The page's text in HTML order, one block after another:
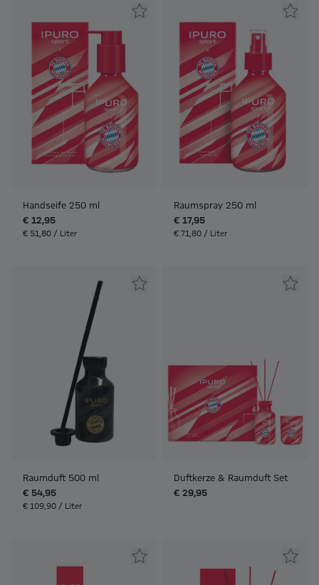
Handseife 250 ml
€ 12,95
€ 51,80 / Liter
Raumspray 250 ml
€ 17,95
€ 71,80 / Liter
Raumduft 500 ml
€ 54,95
€ 109,90 / Liter
Duftkerze & Raumduft Set
€ 29,95